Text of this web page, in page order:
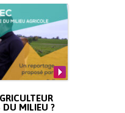
DU MILIEU ?